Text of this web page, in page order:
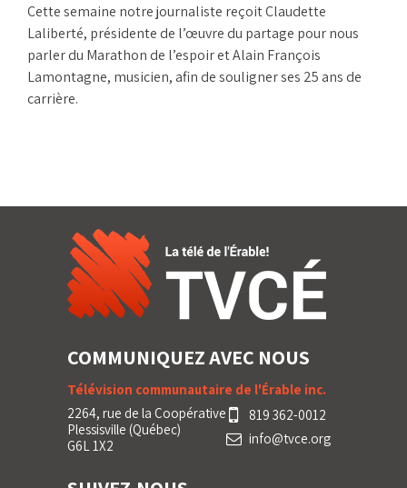
Cette semaine notre journaliste reçoit Claudette
Laliberté, présidente de l’œuvre du partage pour nous
parler du Marathon de l’espoir et Alain François
Lamontagne, musicien, afin de souligner ses 25 ans de
carrière.
COMMUNIQUEZ AVEC NOUS
Télévision communautaire de l'Érable inc.
2264, rue de la Coopérative
Plessisville (Québec)
G6L 1X2
819 362-0012
info@tvce.org